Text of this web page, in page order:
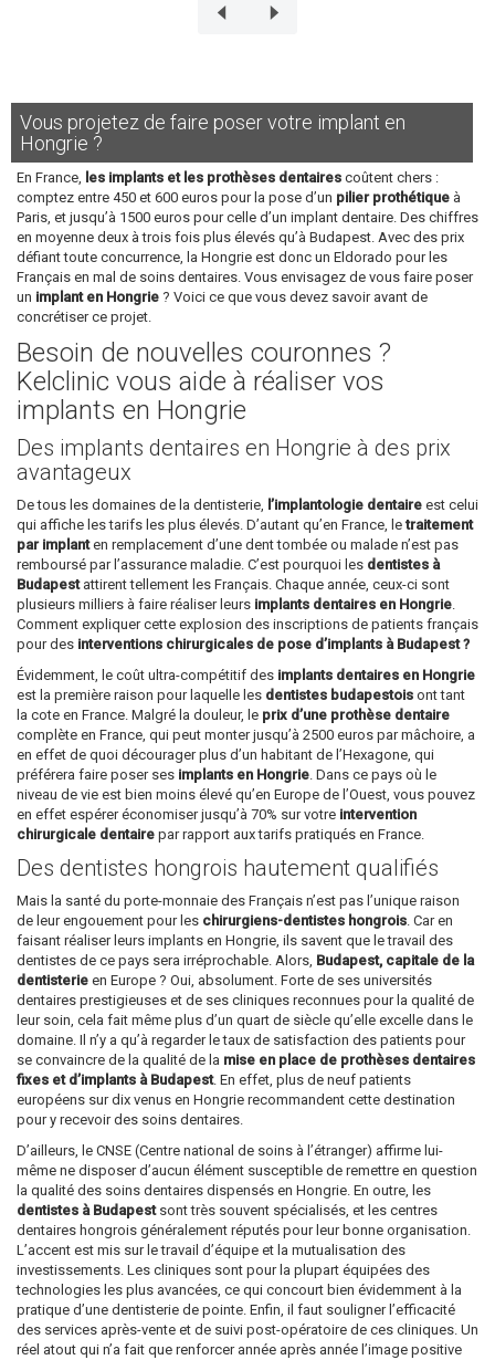
Vous projetez de faire poser votre implant en
Hongrie ?
En France, les implants et les prothèses dentaires coûtent chers :
comptez entre 450 et 600 euros pour la pose d’un pilier prothétique à
Paris, et jusqu’à 1500 euros pour celle d’un implant dentaire. Des chiffres
en moyenne deux à trois fois plus élevés qu’à Budapest. Avec des prix
défiant toute concurrence, la Hongrie est donc un Eldorado pour les
Français en mal de soins dentaires. Vous envisagez de vous faire poser
un implant en Hongrie ? Voici ce que vous devez savoir avant de
concrétiser ce projet.
Besoin de nouvelles couronnes ?
Kelclinic vous aide à réaliser vos
implants en Hongrie
Des implants dentaires en Hongrie à des prix
avantageux
De tous les domaines de la dentisterie, l’implantologie dentaire est celui
qui affiche les tarifs les plus élevés. D’autant qu’en France, letraitement
par implanten remplacement d’une dent tombée ou malade n’est pas
remboursé par l’assurance maladie. C’est pourquoi les dentistes à
Budapestattirent tellement les Français. Chaque année, ceux-ci sont
plusieurs milliers à faire réaliser leurs implants dentaires en Hongrie.
Comment expliquer cette explosion des inscriptions de patients français
pour des interventions chirurgicales de pose d’implants à Budapest ?
Évidemment, le coût ultra-compétitif des implants dentaires en Hongrie
est la première raison pour laquelle les dentistes budapestois ont tant
la cote en France. Malgré la douleur, le prix d’une prothèse dentaire
complète en France, qui peut monter jusqu’à 2500 euros par mâchoire, a
en effet de quoi décourager plus d’un habitant de l’Hexagone, qui
préférera faire poser ses implants en Hongrie. Dans ce pays où le
niveau de vie est bien moins élevé qu’en Europe de l’Ouest, vous pouvez
en effet espérer économiser jusqu’à 70% sur votre intervention
chirurgicale dentaire par rapport aux tarifs pratiqués en France.
Des dentistes hongrois hautement qualifiés
Mais la santé du porte-monnaie des Français n’est pas l’unique raison
de leur engouement pour les chirurgiens-dentistes hongrois. Car en
faisant réaliser leurs implants en Hongrie, ils savent que le travail des
dentistes de ce pays sera irréprochable. Alors, Budapest, capitale de la
dentisterie en Europe ? Oui, absolument. Forte de ses universités
dentaires prestigieuses et de ses cliniques reconnues pour la qualité de
leur soin, cela fait même plus d’un quart de siècle qu’elle excelle dans le
domaine. Il n’y a qu’à regarder le taux de satisfaction des patients pour
se convaincre de la qualité de la mise en place de prothèses dentaires
fixes et d’implants à Budapest. En effet, plus de neuf patients
européens sur dix venus en Hongrie recommandent cette destination
pour y recevoir des soins dentaires.
D’ailleurs, le CNSE (Centre national de soins à l’étranger) affirme lui-
même ne disposer d’aucun élément susceptible de remettre en question
la qualité des soins dentaires dispensés en Hongrie. En outre, les
dentistes à Budapestsont très souvent spécialisés, et les centres
dentaires hongrois généralement réputés pour leur bonne organisation.
L’accent est mis sur le travail d’équipe et la mutualisation des
investissements. Les cliniques sont pour la plupart équipées des
technologies les plus avancées, ce qui concourt bien évidemment à la
pratique d’une dentisterie de pointe. Enfin, il faut souligner l’efficacité
des services après-vente et de suivi post-opératoire de ces cliniques. Un
réel atout qui n’a fait que renforcer année après année l’image positive